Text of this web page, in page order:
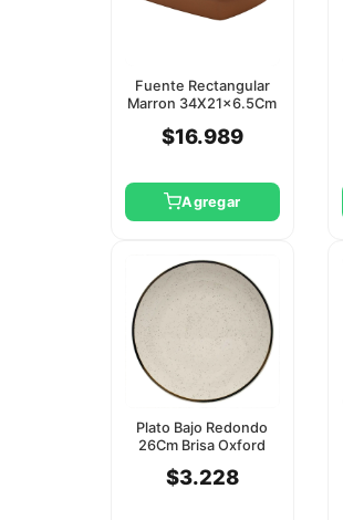
Fuente Rectangular
Marron 34X21x6.5Cm
$16.989
Agregar
Plato Bajo Redondo
26Cm Brisa Oxford
$3.228